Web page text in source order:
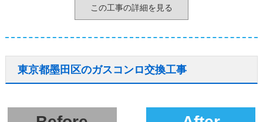
この工事の詳細を見る
東京都墨田区のガスコンロ交換工事